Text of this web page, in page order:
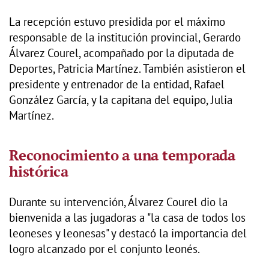
La recepción estuvo presidida por el máximo
responsable de la institución provincial, Gerardo
Álvarez Courel, acompañado por la diputada de
Deportes, Patricia Martínez. También asistieron el
presidente y entrenador de la entidad, Rafael
González García, y la capitana del equipo, Julia
Martínez.
Reconocimiento a una temporada
histórica
Durante su intervención, Álvarez Courel dio la
bienvenida a las jugadoras a "la casa de todos los
leoneses y leonesas" y destacó la importancia del
logro alcanzado por el conjunto leonés.